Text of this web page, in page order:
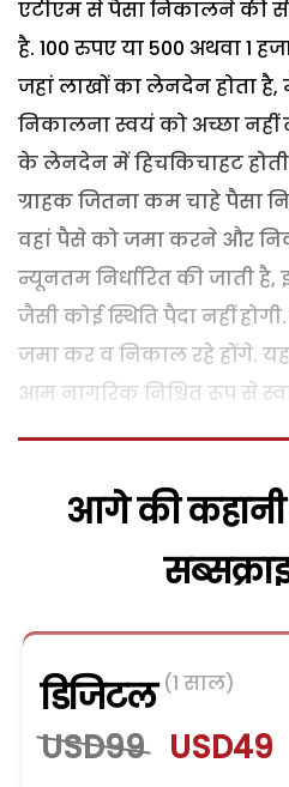
एटीएम से पैसा निकालने की
है. 100 रुपए या 500 अथवा 1
जहां लाखों का लेनदेन होता
निकालना स्वयं को अच्छा नहीं
के लेनदेन में हिचकिचाहट
ग्राहक जितना कम चाहे पैसा
वहां पैसे को जमा करने और
न्यूनतम निर्धारित की जाती
जैसी कोई स्थिति पैदा नहीं
जमा कर व निकाल रहे होंगे.
आम नागरिक निश्चित रूप से
आगे की
डिजिटल (1 साल)
USD99 USD49